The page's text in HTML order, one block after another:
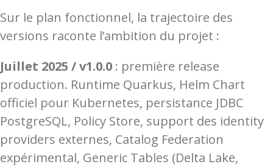
Sur le plan fonctionnel, la trajectoire des
versions raconte l’ambition du projet :
Juillet 2025 /v1.0.0 : première release
production. Runtime Quarkus, Helm Chart
officiel pour Kubernetes, persistance JDBC
PostgreSQL, Policy Store, support des identity
providers externes, Catalog Federation
expérimental, Generic Tables (Delta Lake,